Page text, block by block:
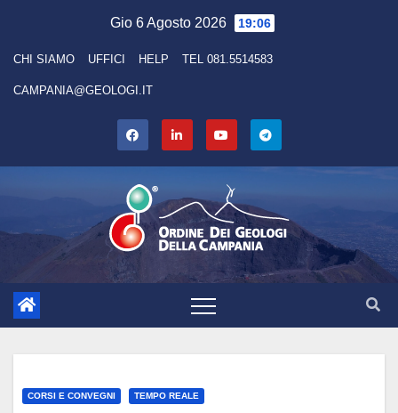
content
Gio 6 Agosto 2026 19:06
CHI SIAMO UFFICI HELP TEL 081.5514583
CAMPANIA@GEOLOGI.IT
CORSI E CONVEGNI TEMPO REALE